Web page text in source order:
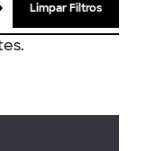
Limpar Filtros